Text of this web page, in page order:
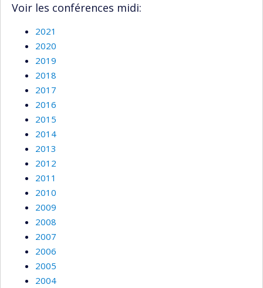
Voir les conférences midi:
2021
2020
2019
2018
2017
2016
2015
2014
2013
2012
2011
2010
2009
2008
2007
2006
2005
2004